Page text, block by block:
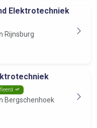
Elektrotechniek
Rijnsburg
Bergschenhoek